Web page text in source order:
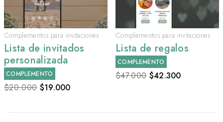
Complementos para invitaciones
Lista de invitados
personalizada
COMPLEMENTO
$20.000$19.000
Complementos para invitaciones
Lista de regalos
COMPLEMENTO
$47.000$42.300